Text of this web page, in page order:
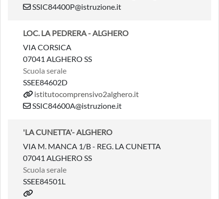
SSIC84400P@istruzione.it
LOC. LA PEDRERA - ALGHERO
VIA CORSICA
07041 ALGHERO SS
Scuola serale
SSEE84602D
istitutocomprensivo2alghero.it
SSIC84600A@istruzione.it
'LA CUNETTA'- ALGHERO
VIA M. MANCA 1/B - REG. LA CUNETTA
07041 ALGHERO SS
Scuola serale
SSEE84501L